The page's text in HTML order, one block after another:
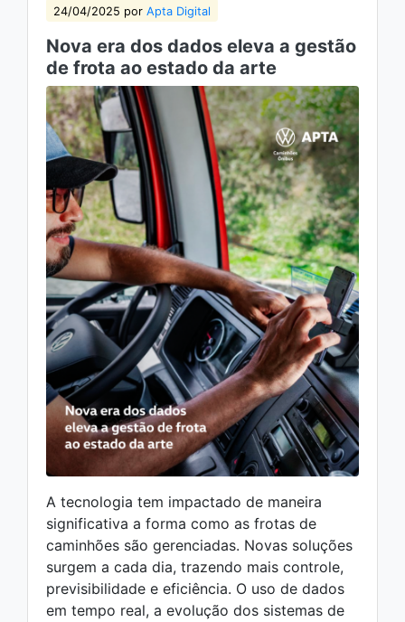
24/04/2025 por Apta Digital
Nova era dos dados eleva a gestão
de frota ao estado da arte
A tecnologia tem impactado de maneira
significativa a forma como as frotas de
caminhões são gerenciadas. Novas soluções
surgem a cada dia, trazendo mais controle,
previsibilidade e eficiência. O uso de dados
em tempo real, a evolução dos sistemas de